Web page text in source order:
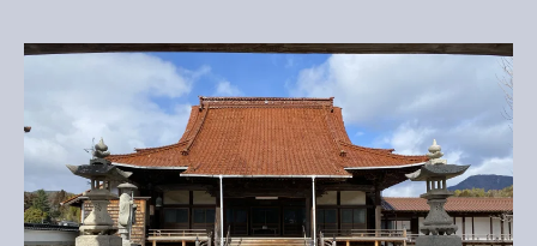
本
堂
大
修
復
事
業
へ